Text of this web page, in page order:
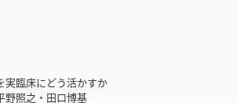
臨床にどう活かすか
野照之・田口博基